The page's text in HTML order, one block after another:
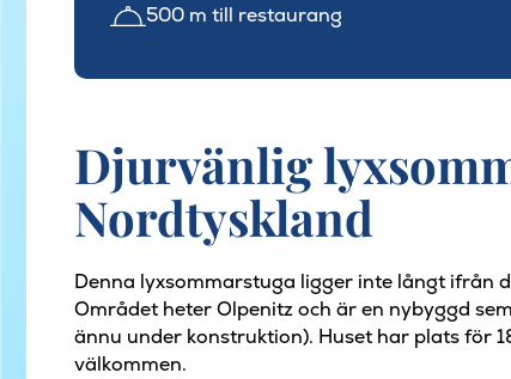
500 m till restaurang
Djurvänlig
Nordtyskland
Denna lyxsommarstuga ligger inte långt ifrån
Området heter Olpenitz och är en nybyggd
ännu under konstruktion). Huset har plats för
välkommen.